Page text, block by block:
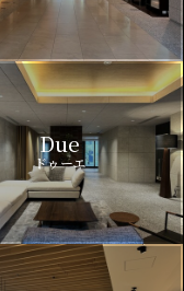
Due
ドゥーエ